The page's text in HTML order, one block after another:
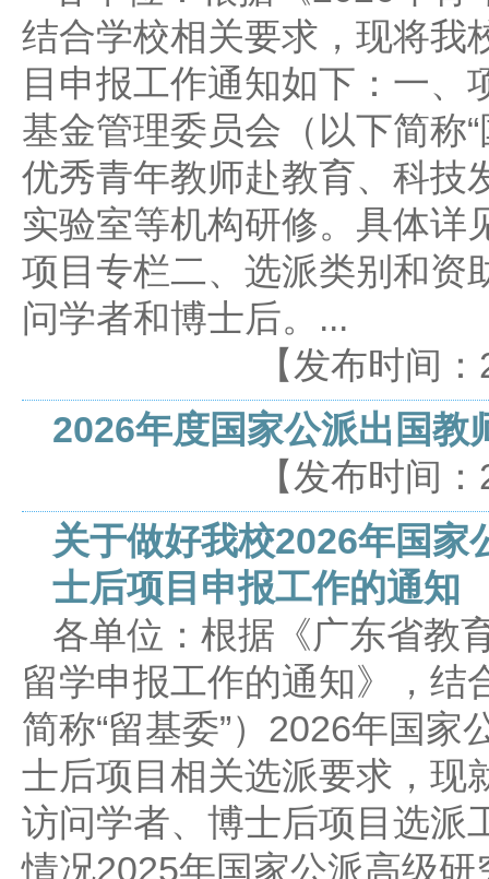
结合学校相关要求，现将我
目申报工作通知如下：一、
基金管理委员会（以下简称
优秀青年教师赴教育、科技
实验室等机构研修。具体详
项目专栏二、选派类别和资
问学者和博士后。...
【发布时间
2026年度国家公派出国教
【发布时间
关于做好我校2026年国家
士后项目申报工作的通知
各单位：根据《广东省教
留学申报工作的通知》，结
简称“留基委”）2026年国
士后项目相关选派要求，现
访问学者、博士后项目选派
情况2025年国家公派高级